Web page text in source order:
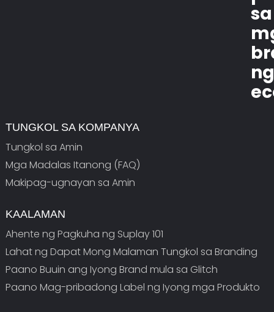
sa
TUNGKOL SA KOMPANYA
Tungkol sa Amin
Mga Madalas Itanong (FAQ)
Makipag-ugnayan sa Amin
KAALAMAN
Ahente ng Pagkuha ng Suplay 101
Lahat ng Dapat Mong Malaman Tungkol sa Branding
Paano Buuin ang Iyong Brand mula sa Glitch
Paano Mag-pribadong Label ng Iyong mga Produkto